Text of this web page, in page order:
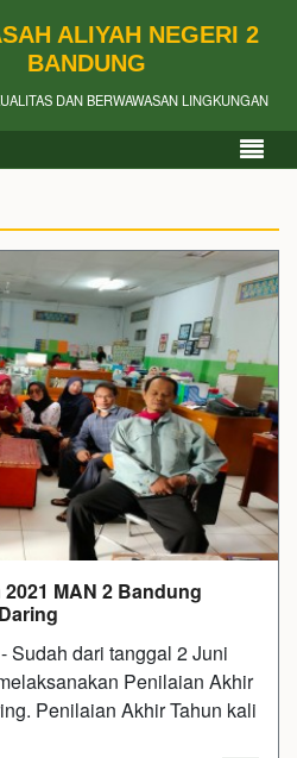
ALIYAH NEGERI 2
BANDUNG
DAN BERWAWASAN LINGKUNGAN
MAN 2 Bandung
Sudah dari tanggal 2 Juni
Penilaian Akhir
Penilaian Akhir Tahun kali